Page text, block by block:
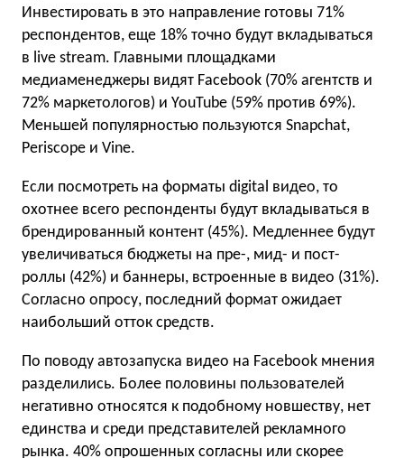
Инвестировать в это направление готовы 71%
респондентов, еще 18% точно будут вкладываться
в live stream. Главными площадками
медиаменеджеры видят Facebook (70% агентств и
72% маркетологов) и YouTube (59% против 69%).
Меньшей популярностью пользуются Snapchat,
Periscope и Vine.
Если посмотреть на форматы digital видео, то
охотнее всего респонденты будут вкладываться в
брендированный контент (45%). Медленнее будут
увеличиваться бюджеты на пре-, мид- и пост-
роллы (42%) и баннеры, встроенные в видео (31%).
Согласно опросу, последний формат ожидает
наибольший отток средств.
По поводу автозапуска видео на Facebook мнения
разделились. Более половины пользователей
негативно относятся к подобному новшеству, нет
единства и среди представителей рекламного
рынка. 40% опрошенных согласны или скорее